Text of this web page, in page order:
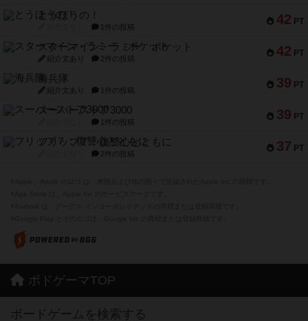
42 PT
とうほうの！
1件の投稿
42 PT
スターマイン・ラミー ポケット
紹介文あり 2件の投稿
39 PT
海兵隊
紹介文あり 1件の投稿
39 PT
スーパーストア3000
1件の投稿
37 PT
フリップ７：復讐心とともに
2件の投稿
ボドゲーマTOP
ボードゲームを検索する